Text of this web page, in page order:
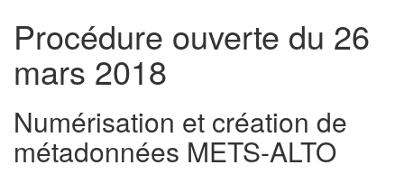
Procédure ouverte du 26
mars 2018
Numérisation et création de
métadonnées METS-ALTO